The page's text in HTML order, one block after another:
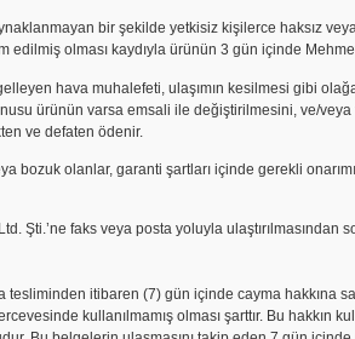
bir şekilde yetkisiz kişilerce haksız
olması kaydıyla ürünün 3 gün içinde Mehmet
hava muhalefeti, ulaşımın kesilmesi gibi
ürünün varsa emsali ile değiştirilmesini, ve/
ve defaten ödenir.
olanlar, garanti şartları içinde gerekli
Şti.’ne faks veya posta yoluyla ulaştırılmasından
itibaren (7) gün içinde cayma hakkına
kullanılmamış olması şarttır. Bu hakkın